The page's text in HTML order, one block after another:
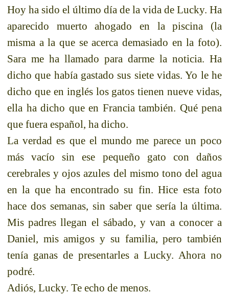
Hoy ha sido el último día de la vida de Lucky. Ha
aparecido muerto ahogado en la piscina (la
misma a la que se acerca demasiado en la foto).
Sara me ha llamado para darme la noticia. Ha
dicho que había gastado sus siete vidas. Yo le he
dicho que en inglés los gatos tienen nueve vidas,
ella ha dicho que en Francia también. Qué pena
que fuera español, ha dicho.
La verdad es que el mundo me parece un poco
más vacío sin ese pequeño gato con daños
cerebrales y ojos azules del mismo tono del agua
en la que ha encontrado su fin. Hice esta foto
hace dos semanas, sin saber que sería la última.
Mis padres llegan el sábado, y van a conocer a
Daniel, mis amigos y su familia, pero también
tenía ganas de presentarles a Lucky. Ahora no
podré.
Adiós, Lucky. Te echo de menos.